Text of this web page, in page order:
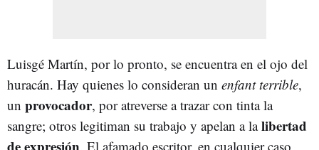
Luisgé Martín, por lo pronto, se encuentra en el ojo del
huracán. Hay quienes lo consideran un enfant terrible,
un provocador, por atreverse a trazar con tinta la
sangre; otros legitiman su trabajo y apelan a lalibertad
de expresión. El afamado escritor, en cualquier caso,